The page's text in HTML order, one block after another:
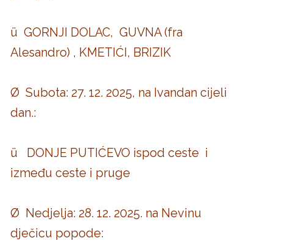
ü GORNJI DOLAC, GUVNA (fra
Alesandro) , KMETIĆI, BRIZIK
Ø Subota: 27. 12. 2025, na Ivandan cijeli
dan.:
ü DONJE PUTIĆEVO ispod ceste i
između ceste i pruge
Ø Nedjelja: 28. 12. 2025. na Nevinu
dječicu popode: